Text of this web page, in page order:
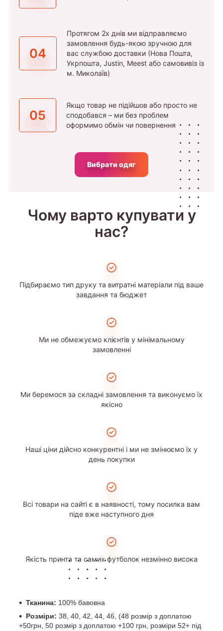
04
Протягом 2х днів ми відправляємо
замовлення будь-якою зручною для
вас службою доставки (Нова Пошта,
Укрпошта, Justin, Meest або самовивіз із
м. Миколаїв)
05
Якщо товар не підійшов або просто не
сподобався – ми без проблем
оформимо обмін чи повернення
Вибрати одяг
Чому варто купувати у
нас?
Підбираємо тип друку та витратні матеріали під ваше
завдання та бюджет
Ми не обмежуємо клієнтів у мінімальному
замовленні
Ми беремося за складні замовлення та виконуємо їх
якісно
Наші ціни дійсно конкурентні і ми не змінюємо їх у
день покупки
Всі товари на сайті є в наявності, тому посилка вам
піде вже наступного дня
Якість принта та самих футболок незмінно висока
Тканина: 100% бавовна
Розміри: 38, 40, 42, 44, 46, (48 розмір з доплатою
+50грн, 50 розмір з доплатою +100 грн, розміри 52+ під